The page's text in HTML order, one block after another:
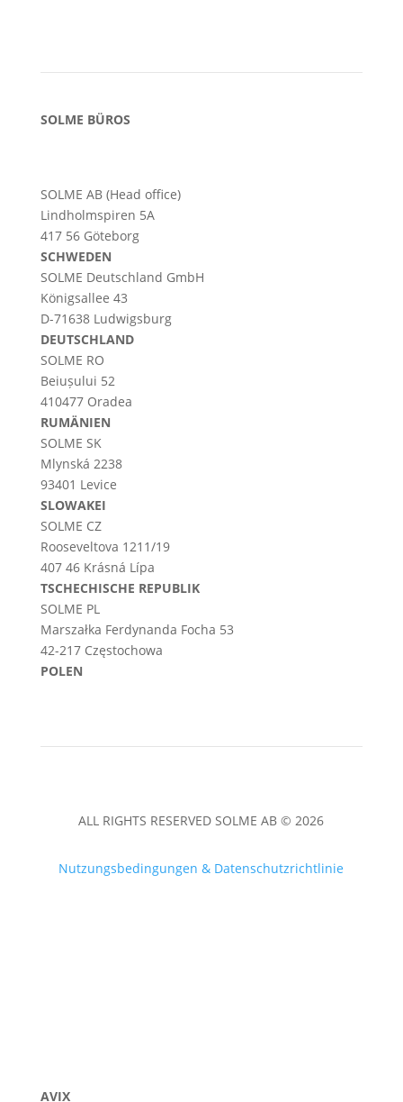
SOLME BÜROS
SOLME AB (Head office)
Lindholmspiren 5A
417 56 Göteborg
SCHWEDEN
SOLME Deutschland GmbH
Königsallee 43
D-71638 Ludwigsburg
DEUTSCHLAND
SOLME RO
Beiușului 52
410477 Oradea
RUMÄNIEN
SOLME SK
Mlynská 2238
93401 Levice
SLOWAKEI
SOLME CZ
Rooseveltova 1211/19
407 46 Krásná Lípa
TSCHECHISCHE REPUBLIK
SOLME PL
Marszałka Ferdynanda Focha 53
42-217 Częstochowa
POLEN
ALL RIGHTS RESERVED SOLME AB © 2026
Nutzungsbedingungen & Datenschutzrichtlinie
AVIX